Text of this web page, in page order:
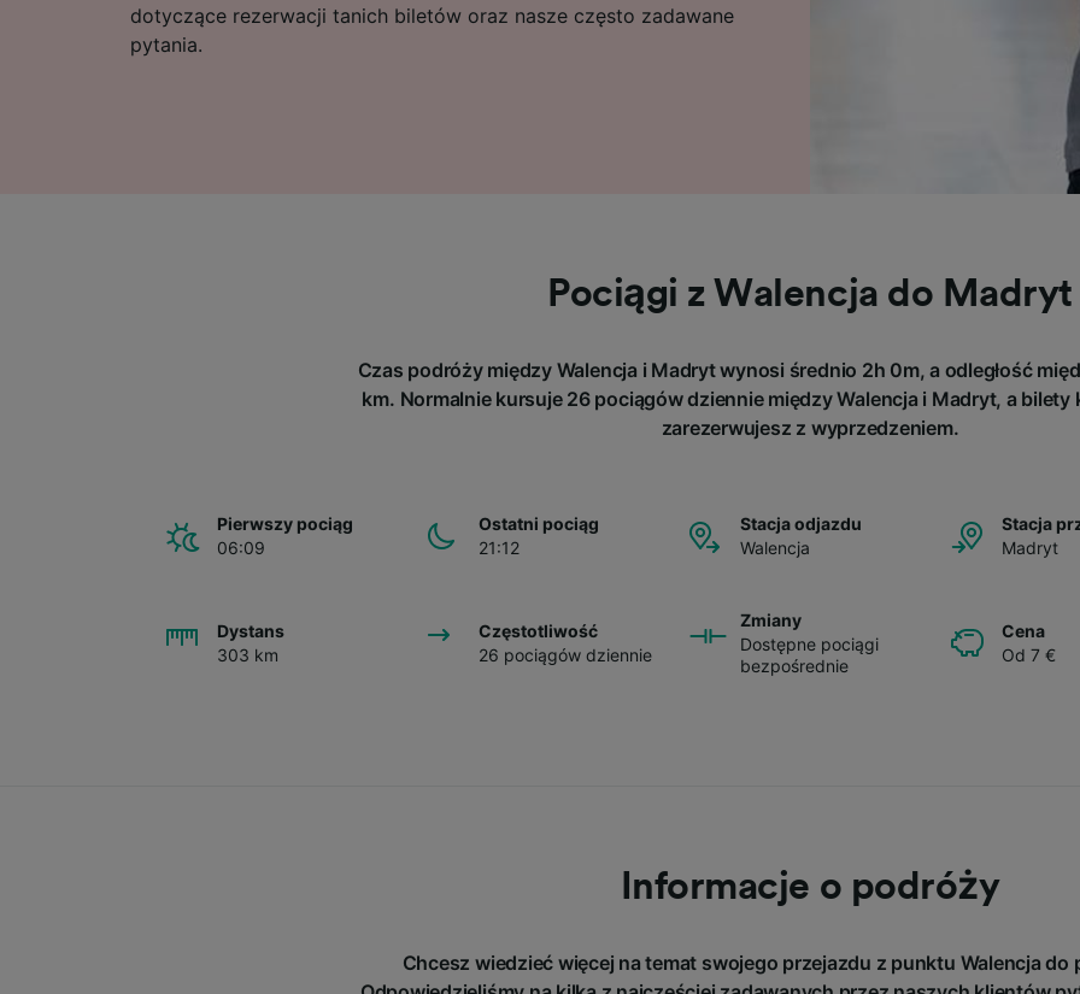
dotyczące rezerwacji tanich biletów oraz nasze często zadawane
pytania.
Pociągi z Walencja do Madryt
Czas podróży między Walencja i Madryt wynosi średnio 2h 0m, a odległość
km. Normalnie kursuje 26 pociągów dziennie między Walencja i Madryt, a bilety
zarezerwujesz z wyprzedzeniem.
Pierwszy pociąg
06:09
Ostatni pociąg
21:12
Stacja odjazdu
Walencja
Stacja
Madryt
Dystans
303 km
Częstotliwość
26 pociągów dziennie
Zmiany
Dostępne pociągi
bezpośrednie
Cena
Od 7 €
Informacje o podróży
Chcesz wiedzieć więcej na temat swojego przejazdu z punktu Walencja do